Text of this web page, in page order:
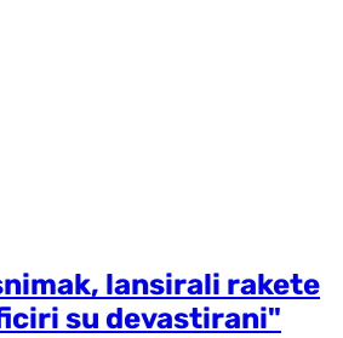
lansirali rakete
su devastirani"